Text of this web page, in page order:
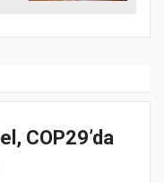
COP29’da